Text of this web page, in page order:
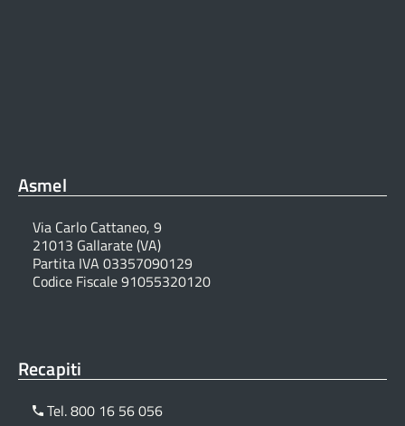
Asmel
Via Carlo Cattaneo, 9
21013 Gallarate (VA)
Partita IVA 03357090129
Codice Fiscale 91055320120
Recapiti
Tel. 800 16 56 056